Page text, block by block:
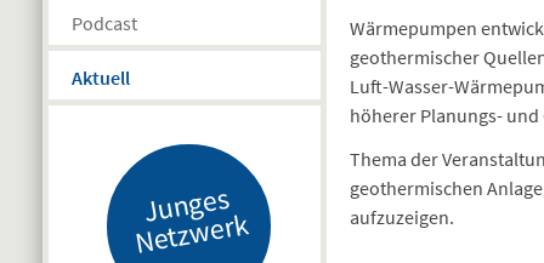
Podcast
Aktuell
J
u
n
g
es
N
etz
w
er
k
Wärmepumpen
geothermischer
Luft-Wasser-
höherer Planungs-
Thema der
geothermischen
aufzuzeigen.